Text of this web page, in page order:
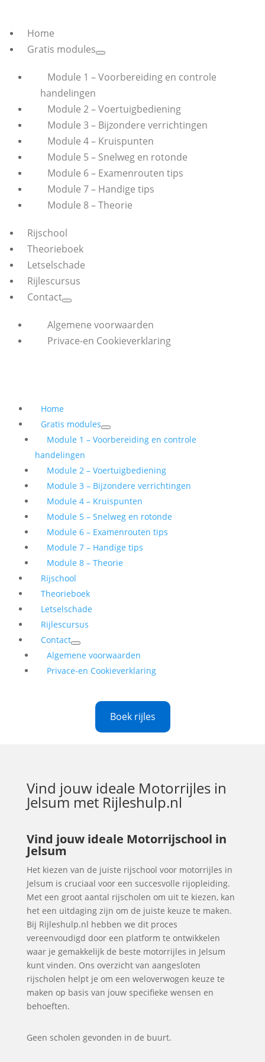
Home
Gratis modules
Module 1 – Voorbereiding en controle
handelingen
Module 2 – Voertuigbediening
Module 3 – Bijzondere verrichtingen
Module 4 – Kruispunten
Module 5 – Snelweg en rotonde
Module 6 – Examenrouten tips
Module 7 – Handige tips
Module 8 – Theorie
Rijschool
Theorieboek
Letselschade
Rijlescursus
Contact
Algemene voorwaarden
Privace-en Cookieverklaring
Home
Gratis modules
Module 1 – Voorbereiding en controle
handelingen
Module 2 – Voertuigbediening
Module 3 – Bijzondere verrichtingen
Module 4 – Kruispunten
Module 5 – Snelweg en rotonde
Module 6 – Examenrouten tips
Module 7 – Handige tips
Module 8 – Theorie
Rijschool
Theorieboek
Letselschade
Rijlescursus
Contact
Algemene voorwaarden
Privace-en Cookieverklaring
Boek rijles
Vind jouw ideale Motorrijles in
Jelsum met Rijleshulp.nl
Vind jouw ideale Motorrijschool in
Jelsum
Het kiezen van de juiste rijschool voor motorrijles in
Jelsum is cruciaal voor een succesvolle rijopleiding.
Met een groot aantal rijscholen om uit te kiezen, kan
het een uitdaging zijn om de juiste keuze te maken.
Bij Rijleshulp.nl hebben we dit proces
vereenvoudigd door een platform te ontwikkelen
waar je gemakkelijk de beste motorrijles in Jelsum
kunt vinden. Ons overzicht van aangesloten
rijscholen helpt je om een weloverwogen keuze te
maken op basis van jouw specifieke wensen en
behoeften.
Geen scholen gevonden in de buurt.